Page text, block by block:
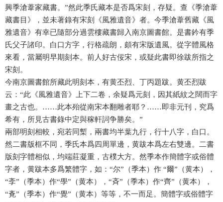
興季滄葦家藏書。”然此季氏藏本是否爲宋刻，存疑。查《季滄葦
藏書目》，並未著錄有宋刻《風雅遺音》者。今季滄葦舊藏《風
雅遺音》有幸已隨部分過雲樓藏書歸入南京圖書館。是書鈐有季
氏父子諸印。白口方字，行格疏朗，頗有宋版遺風。從字體風格
來看，當屬明早期刻本。前人好古佞宋，或疑此書即徐跋所指之
宋刻。
今南京圖書館所藏此明刻本，有黄丕烈、丁丙題跋。黄丕烈跋
云：“此《風雅遺音》上下二卷，余疑爲元刻，因其紙紋之闊而字
畫之古也。……此本殆從南宋本翻雕者耶？……即非元刊，究爲
希有，所見古書錄中定與稼軒詞争勝矣。”
兩部明刻相較，宛若同槧，兩書均半葉九行，行十八字，白口。
然二書版框不同，季氏本爲四周單邊，黄跋本爲左右雙邊。二書
版刻字體相似，均端莊凝重，古樸大方。然季本作簡體字或俗體
字者，黄跋本多爲繁體字，如：“尔”（季本）作 “爾”（黄本），
“斈”（季本）作“學”（黄本），“斉”（季本）作“齊”（黄本），
“斍”（季本）作“覺”（黄本）等等，不一而足。簡體字或俗體字